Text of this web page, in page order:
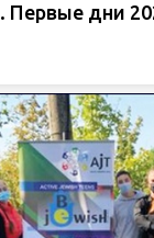
дни